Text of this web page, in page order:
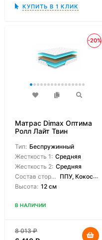
КУПИТЬ В 1 КЛИК
-20%
Матрас Dimax Оптима
Ролл Лайт Твин
Тип: Беспружинный
Жесткость 1: Средняя
Жесткость 2: Средняя
Состав сторон: ППУ, Кокосовая койра
Высота: 12 см
В НАЛИЧИИ
8 013₽